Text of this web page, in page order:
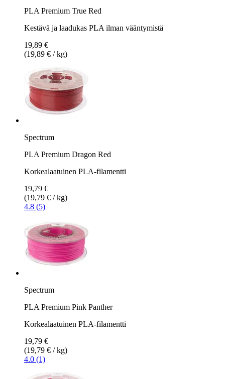
PLA Premium True Red
Kestävä ja laadukas PLA ilman vääntymistä
19,89 €
(19,89 € / kg)
Spectrum
PLA Premium Dragon Red
Korkealaatuinen PLA-filamentti
19,79 €
(19,79 € / kg)
4.8 (5)
Spectrum
PLA Premium Pink Panther
Korkealaatuinen PLA-filamentti
19,79 €
(19,79 € / kg)
4.0 (1)